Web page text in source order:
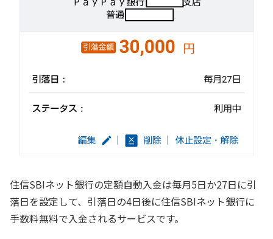
住信SBIネット銀行の定額自動入金は毎月5日か27日に引
落日を設定して、引落日の4日後に住信SBIネット銀行に
手数料無料で入金されるサービスです。